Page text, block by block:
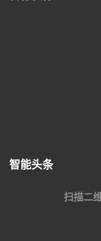
智能头条
扫描二